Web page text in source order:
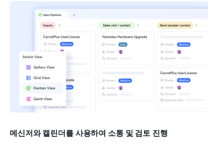
메신저와 캘린더를 사용하여 소통 및 검토 진행